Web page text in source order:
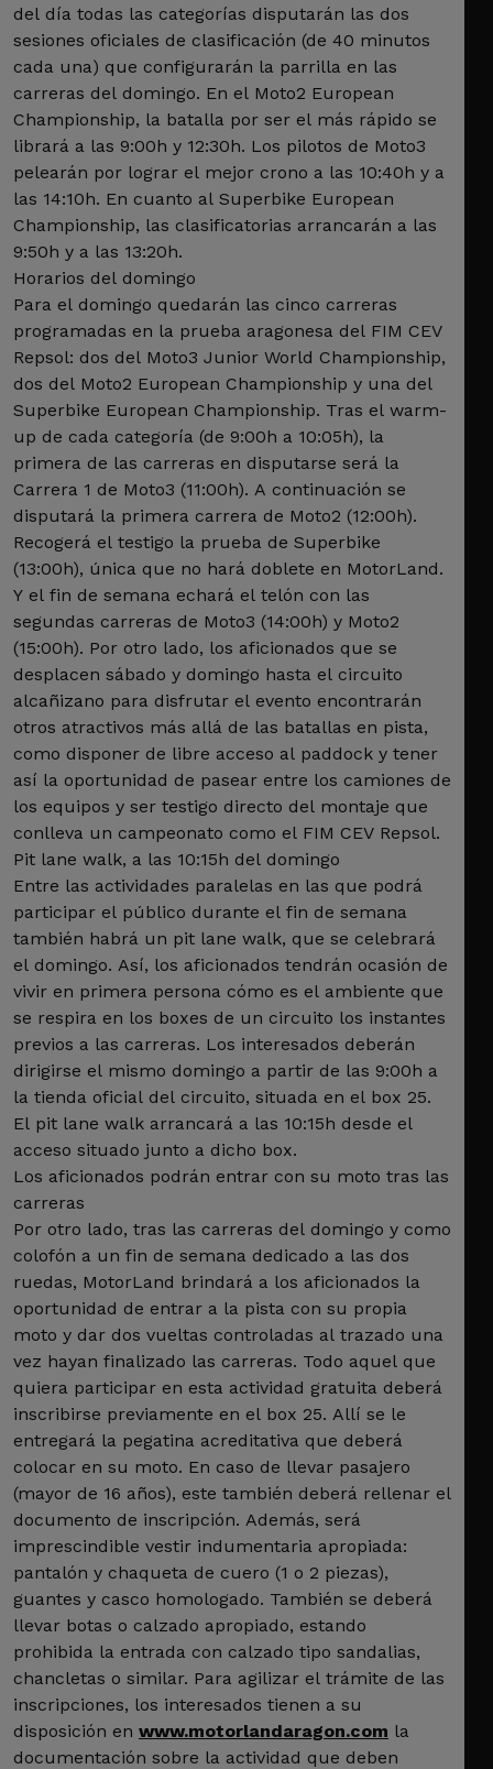
del día todas las categorías disputarán las dos
sesiones oficiales de clasificación (de 40 minutos
cada una) que configurarán la parrilla en las
carreras del domingo. En el Moto2 European
Championship, la batalla por ser el más rápido se
librará a las 9:00h y 12:30h. Los pilotos de Moto3
pelearán por lograr el mejor crono a las 10:40h y a
las 14:10h. En cuanto al Superbike European
Championship, las clasificatorias arrancarán a las
9:50h y a las 13:20h.
Horarios del domingo
Para el domingo quedarán las cinco carreras
programadas en la prueba aragonesa del FIM CEV
Repsol: dos del Moto3 Junior World Championship,
dos del Moto2 European Championship y una del
Superbike European Championship. Tras el warm-
up de cada categoría (de 9:00h a 10:05h), la
primera de las carreras en disputarse será la
Carrera 1 de Moto3 (11:00h). A continuación se
disputará la primera carrera de Moto2 (12:00h).
Recogerá el testigo la prueba de Superbike
(13:00h), única que no hará doblete en MotorLand.
Y el fin de semana echará el telón con las
segundas carreras de Moto3 (14:00h) y Moto2
(15:00h). Por otro lado, los aficionados que se
desplacen sábado y domingo hasta el circuito
alcañizano para disfrutar el evento encontrarán
otros atractivos más allá de las batallas en pista,
como disponer de libre acceso al paddock y tener
así la oportunidad de pasear entre los camiones de
los equipos y ser testigo directo del montaje que
conlleva un campeonato como el FIM CEV Repsol.
Pit lane walk, a las 10:15h del domingo
Entre las actividades paralelas en las que podrá
participar el público durante el fin de semana
también habrá un pit lane walk, que se celebrará
el domingo. Así, los aficionados tendrán ocasión de
vivir en primera persona cómo es el ambiente que
se respira en los boxes de un circuito los instantes
previos a las carreras. Los interesados deberán
dirigirse el mismo domingo a partir de las 9:00h a
la tienda oficial del circuito, situada en el box 25.
El pit lane walk arrancará a las 10:15h desde el
acceso situado junto a dicho box.
Los aficionados podrán entrar con su moto tras las
carreras
Por otro lado, tras las carreras del domingo y como
colofón a un fin de semana dedicado a las dos
ruedas, MotorLand brindará a los aficionados la
oportunidad de entrar a la pista con su propia
moto y dar dos vueltas controladas al trazado una
vez hayan finalizado las carreras. Todo aquel que
quiera participar en esta actividad gratuita deberá
inscribirse previamente en el box 25. Allí se le
entregará la pegatina acreditativa que deberá
colocar en su moto. En caso de llevar pasajero
(mayor de 16 años), este también deberá rellenar el
documento de inscripción. Además, será
imprescindible vestir indumentaria apropiada:
pantalón y chaqueta de cuero (1 o 2 piezas),
guantes y casco homologado. También se deberá
llevar botas o calzado apropiado, estando
prohibida la entrada con calzado tipo sandalias,
chancletas o similar. Para agilizar el trámite de las
inscripciones, los interesados tienen a su
disposición en www.motorlandaragon.com la
documentación sobre la actividad que deben